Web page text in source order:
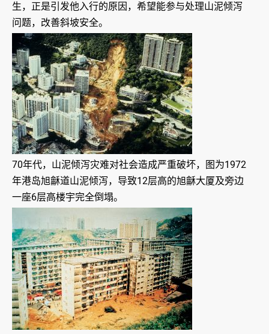
生，正是引发他入行的原因，希望能参与处理山泥倾泻
问题，改善斜坡安全。
70年代，山泥倾泻灾难对社会造成严重破坏，图为1972
年港岛旭龢道山泥倾泻，导致12层高的旭龢大厦及旁边
一座6层高楼宇完全倒塌。